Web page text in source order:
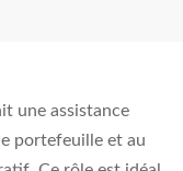
une assistance
portefeuille et au